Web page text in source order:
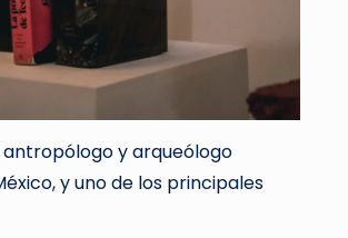
y arqueólogo
y uno de los principales